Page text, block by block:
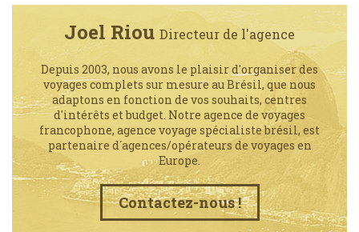
Joel Riou Directeur de l'agence
Depuis 2003, nous avons le plaisir d'organiser des
voyages complets sur mesure au Brésil, que nous
adaptons en fonction de vos souhaits, centres
d'intérêts et budget. Notre agence de voyages
francophone, agence voyage spécialiste brésil, est
partenaire d´agences/opérateurs de voyages en
Europe.
Contactez-nous !